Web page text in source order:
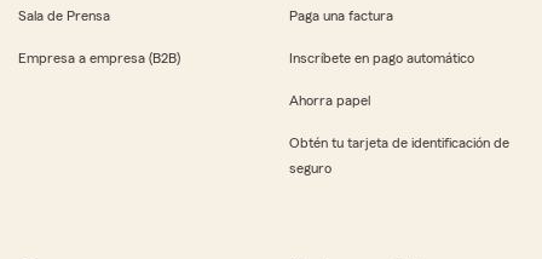
Sala de Prensa
Empresa a empresa (B2B)
Paga una factura
Inscríbete en pago automático
Ahorra papel
Obtén tu tarjeta de identificación de
seguro